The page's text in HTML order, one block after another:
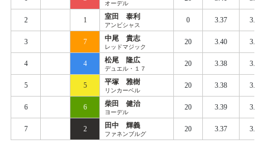
オーデル
2 1 室田 泰利
アンビシャス
0 3.37 3.465
3 7 中尾 貴志
レッドマジック
20 3.40 3.442
4 4 松尾 隆広
デュエル・１７
20 3.38 3.449
5 5 平塚 雅樹
リンカーベル
20 3.38 3.458
6 6 柴田 健治
ヨーデル
20 3.39 3.462
7 2 田中 輝義
ファネンブルグ
20 3.37 3.465